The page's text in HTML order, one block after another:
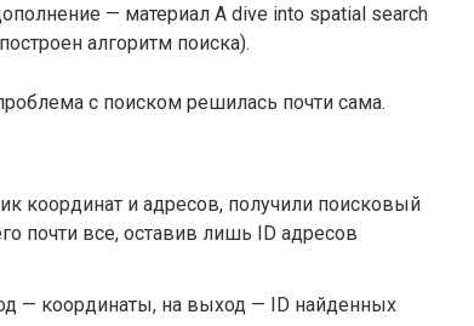
— материал A dive into spatial search
алгоритм поиска).
с поиском решилась почти сама.
координат и адресов, получили поисковый
почти все, оставив лишь ID адресов
— координаты, на выход — ID найденных